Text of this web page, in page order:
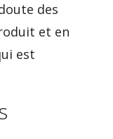
des
et en
est